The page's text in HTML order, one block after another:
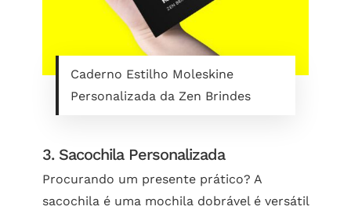
Caderno Estilho Moleskine
Personalizada da Zen Brindes
3. Sacochila Personalizada
Procurando um presente prático? A
sacochila é uma mochila dobrável é versátil